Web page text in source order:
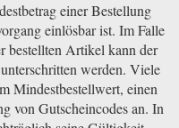
einer Bestellung
einlösbar ist. Im Falle
bestellten Artikel kann der
werden. Viele
Mindestbestellwert, einen
von Gutscheincodes an. In